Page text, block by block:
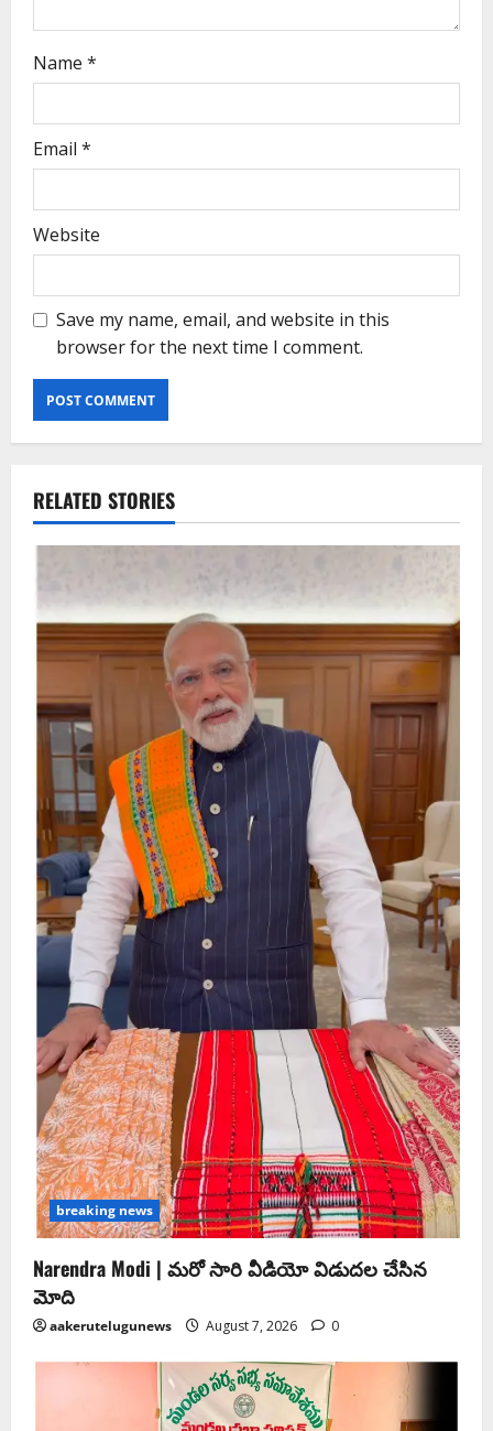
Name *
Email *
Website
Save my name, email, and website in this
browser for the next time I comment.
RELATED STORIES
breaking news
Narendra Modi | మ‌రో సారి వీడియో విడుద‌ల చేసిన
మోది
aakerutelugunews August 7, 2026 0